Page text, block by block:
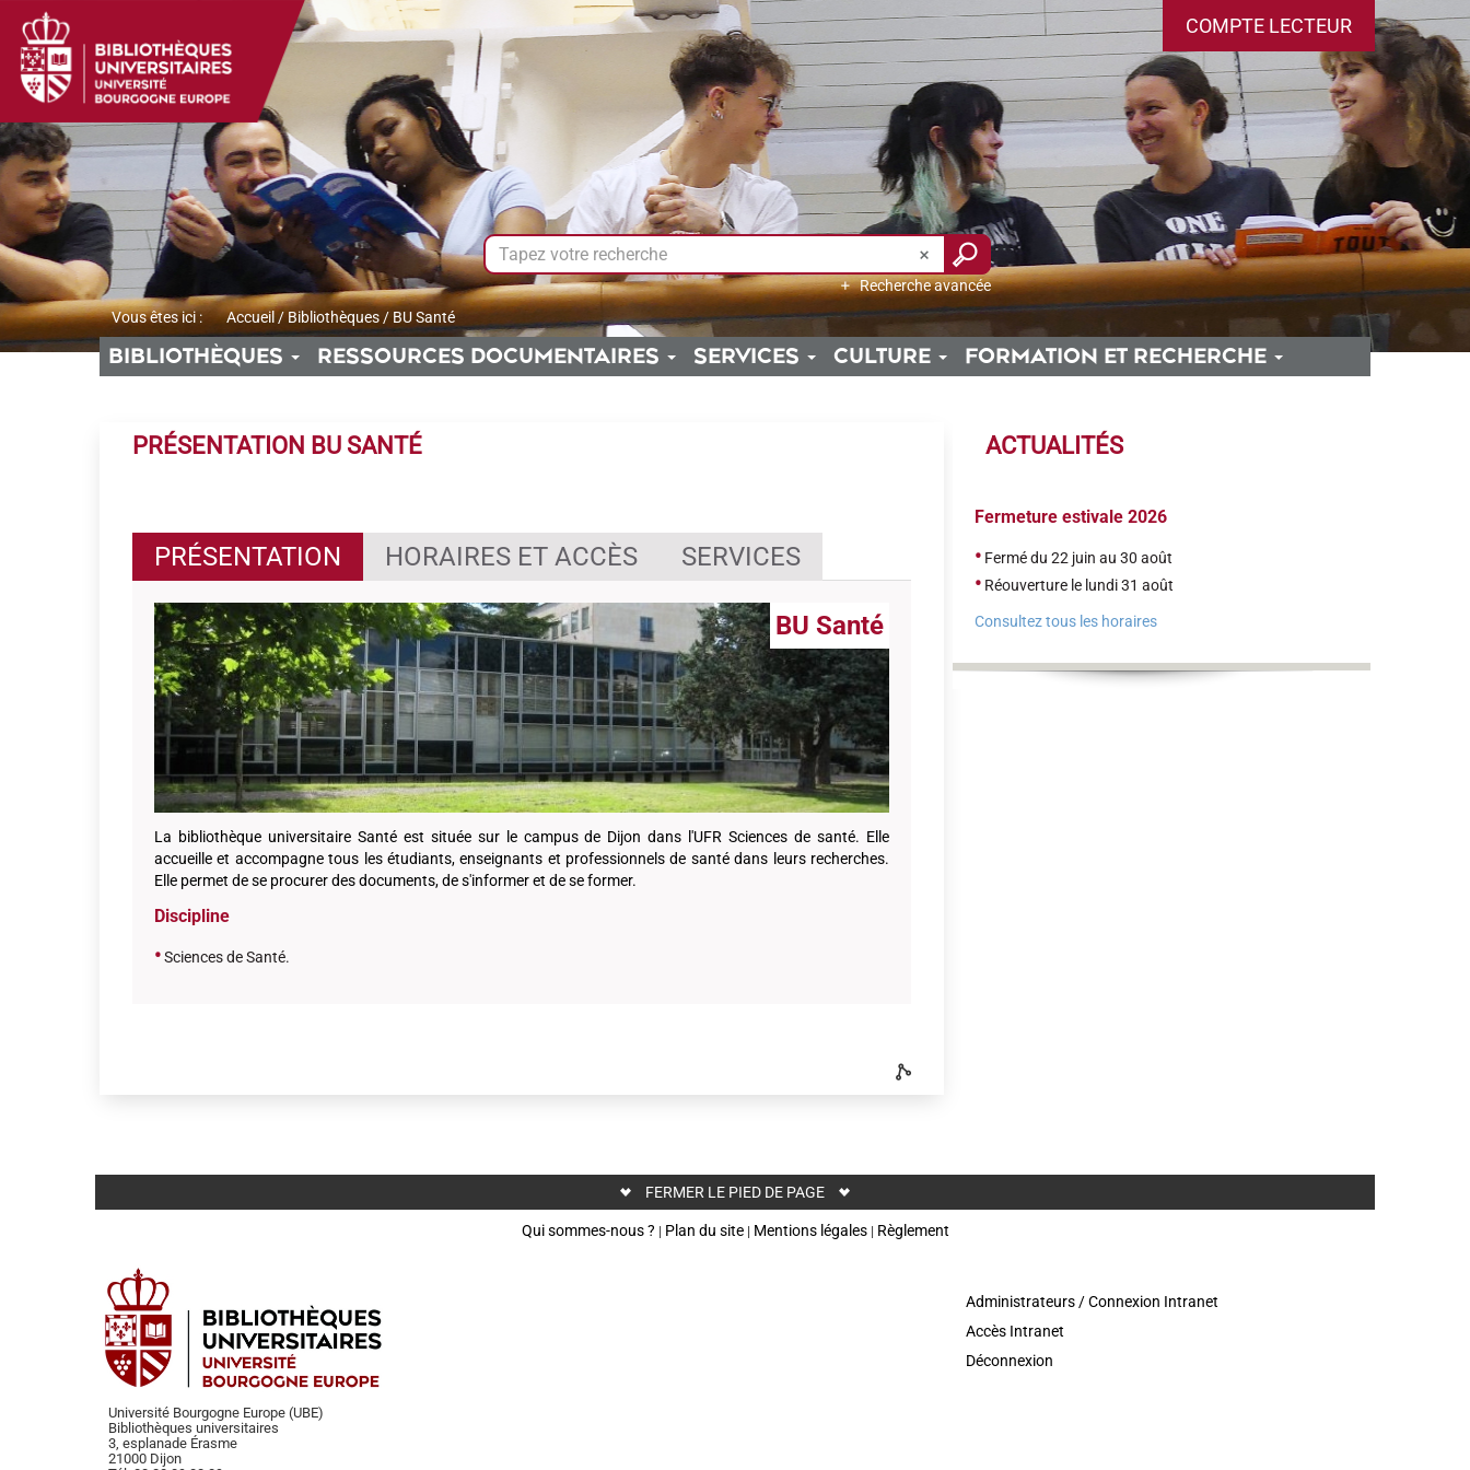
menu
contenu
la
recherche
COMPTE LECTEUR
Recherche avancée
Vous êtes ici :
Accueil/Bibliothèques / BU Santé
BIBLIOTHÈQUES RESSOURCES DOCUMENTAIRES SERVICES CULTURE FORMATION ET RECHERCHE
PRÉSENTATION BU SANTÉ
PRÉSENTATION HORAIRES ET ACCÈS SERVICES
BU Santé
La bibliothèque universitaire Santé est située sur le campus de Dijon dans l'UFR Sciences de santé. Elle
accueille et accompagne tous les étudiants, enseignants et professionnels de santé dans leurs recherches.
Elle permet de se procurer des documents, de s'informer et de se former.
Discipline
•Sciences de Santé.
ACTUALITÉS
Fermeture estivale 2026
• Fermé du 22 juin au 30 août
• Réouverture le lundi 31 août
Consultez tous les horaires
FERMER LE PIED DE PAGE
Qui sommes-nous ? | Plan du site| Mentions légales| Règlement
Université Bourgogne Europe (UBE)
Bibliothèques universitaires
3, esplanade Érasme
21000 Dijon
Administrateurs / Connexion Intranet
Accès Intranet
Déconnexion